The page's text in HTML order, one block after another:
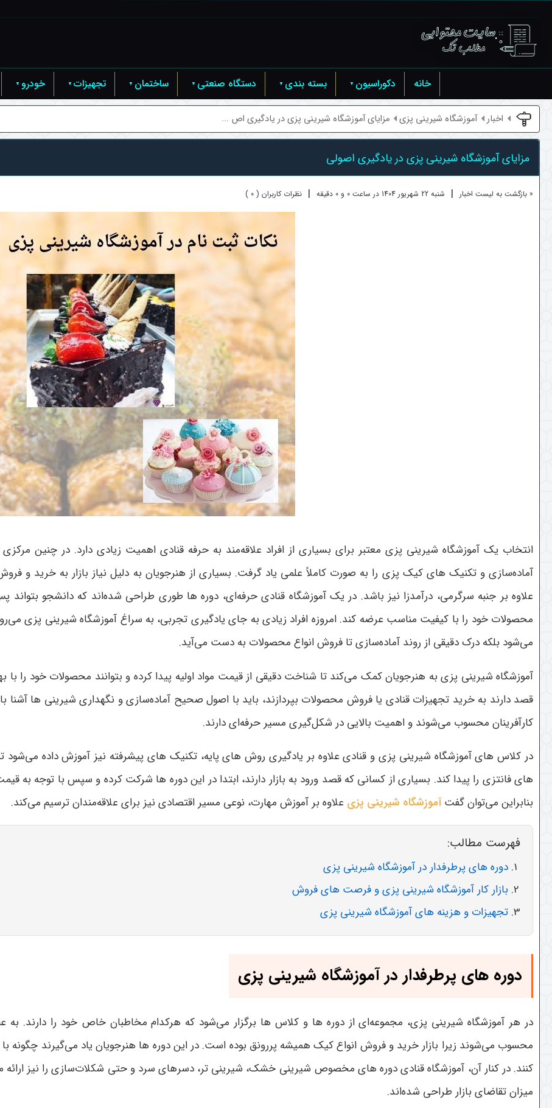
خانه دکوراسیون بسته بندی دستگاه صنعتی ساختمان تجهیزات خودرو
اخبار آموزشگاه شیرینی پزی مزایای آموزشگاه شیرینی پزی در یادگیری اص ...
مزایای آموزشگاه شیرینی پزی در یادگیری اصولی
« بازگشت به لیست اخبار | شنبه 22 شهريور 1404 در ساعت 0 و 0 دقیقه | نظرات کاربران ( 0 )
انتخاب یک آموزشگاه شیرینی پزی معتبر برای بسیاری از افراد علاقه‌مند به حرفه قنادی اهمیت زیادی دارد. در چنین
آماده‌سازی و تکنیک های کیک پزی را به صورت کاملاً علمی یاد گرفت. بسیاری از هنرجویان به دلیل نیاز بازار به خرید و
علاوه بر جنبه سرگرمی، درآمدزا نیز باشد. در یک آموزشگاه قنادی حرفه‌ای، دوره ها طوری طراحی شده‌اند که دانشجو بتواند
محصولات خود را با کیفیت مناسب عرضه کند. امروزه افراد زیادی به جای یادگیری تجربی، به سراغ آموزشگاه شیرینی پزی
می‌شود بلکه درک دقیقی از روند آماده‌سازی تا فروش انواع محصولات به دست می‌آید.
آموزشگاه شیرینی پزی به هنرجویان کمک می‌کند تا شناخت دقیقی از قیمت مواد اولیه پیدا کرده و بتوانند محصولات خود را با
قصد دارند به خرید تجهیزات قنادی یا فروش محصولات بپردازند، باید با اصول صحیح آماده‌سازی و نگهداری شیرینی ها آشنا
کارآفرینان محسوب می‌شوند و اهمیت بالایی در شکل‌گیری مسیر حرفه‌ای دارند.
در کلاس های آموزشگاه شیرینی پزی و قنادی علاوه بر یادگیری روش های پایه، تکنیک های پیشرفته نیز آموزش داده می‌شود
های فانتزی را پیدا کند. بسیاری از کسانی که قصد ورود به بازار دارند، ابتدا در این دوره ها شرکت کرده و سپس با توجه به
بنابراین می‌توان گفتآموزشگاه شیرینی پزی علاوه بر آموزش مهارت، نوعی مسیر اقتصادی نیز برای علاقه‌مندان ترسیم می‌کند.
فهرست مطالب:
دوره های پرطرفدار در آموزشگاه شیرینی پزی
بازار کار آموزشگاه شیرینی پزی و فرصت های فروش
تجهیزات و هزینه های آموزشگاه شیرینی پزی
دوره های پرطرفدار در آموزشگاه شیرینی پزی
در هر آموزشگاه شیرینی پزی، مجموعه‌ای از دوره ها و کلاس ها برگزار می‌شود که هرکدام مخاطبان خاص خود را دارند.
محسوب می‌شوند زیرا بازار خرید و فروش انواع کیک همیشه پررونق بوده است. در این دوره ها هنرجویان یاد می‌گیرند چگونه
کنند. در کنار آن، آموزشگاه قنادی دوره های مخصوص شیرینی خشک، شیرینی تر، دسرهای سرد و حتی شکلات‌سازی را نیز ارائه
میزان تقاضای بازار طراحی شده‌اند.